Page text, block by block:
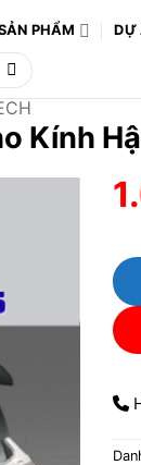
PHẨM DỰ
Kính